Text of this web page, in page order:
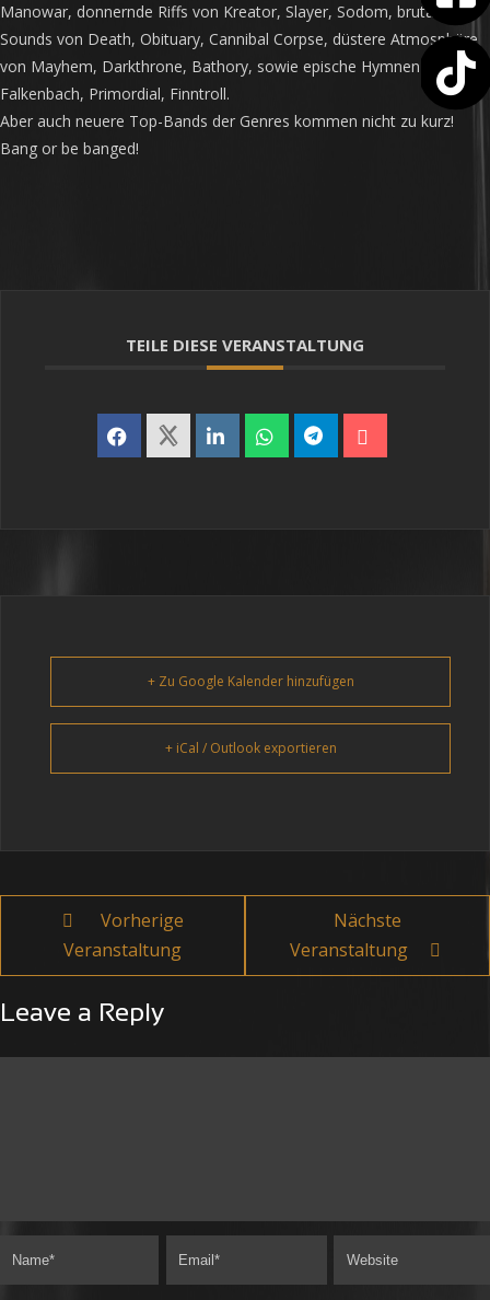
Manowar, donnernde Riffs von Kreator, Slayer, Sodom, brutale
Sounds von Death, Obituary, Cannibal Corpse, düstere Atmosphäre
von Mayhem, Darkthrone, Bathory, sowie epische Hymnen von
Falkenbach, Primordial, Finntroll.
Aber auch neuere Top-Bands der Genres kommen nicht zu kurz!
Bang or be banged!
TEILE DIESE VERANSTALTUNG
+ Zu Google Kalender hinzufügen
+ iCal / Outlook exportieren
Vorherige
Veranstaltung
Nächste
Veranstaltung
Leave a Reply